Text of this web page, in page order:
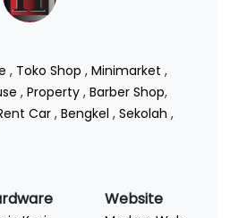
, Toko Shop , Minimarket ,
, Property , Barber Shop,
Car , Bengkel , Sekolah ,
Website